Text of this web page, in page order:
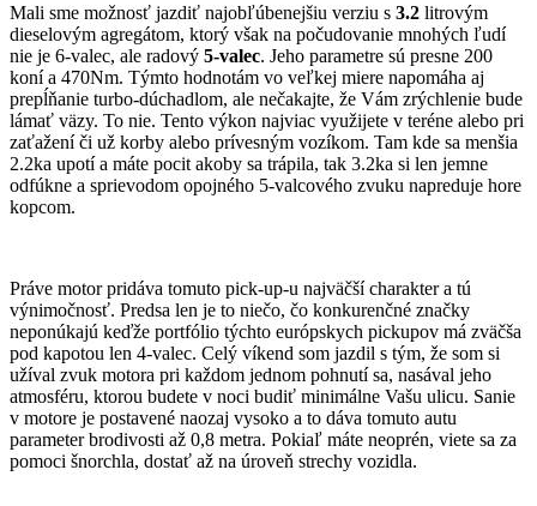
Mali sme možnosť jazdiť najobľúbenejšiu verziu s 3.2 litrovým
dieselovým agregátom, ktorý však na počudovanie mnohých ľudí
nie je 6-valec, ale radový 5-valec. Jeho parametre sú presne 200
koní a 470Nm. Týmto hodnotám vo veľkej miere napomáha aj
prepĺňanie turbo-dúchadlom, ale nečakajte, že Vám zrýchlenie bude
lámať väzy. To nie. Tento výkon najviac využijete v teréne alebo pri
zaťažení či už korby alebo prívesným vozíkom. Tam kde sa menšia
2.2ka upotí a máte pocit akoby sa trápila, tak 3.2ka si len jemne
odfúkne a sprievodom opojného 5-valcového zvuku napreduje hore
kopcom.
Práve motor pridáva tomuto pick-up-u najväčší charakter a tú
výnimočnosť. Predsa len je to niečo, čo konkurenčné značky
neponúkajú keďže portfólio týchto európskych pickupov má zväčša
pod kapotou len 4-valec. Celý víkend som jazdil s tým, že som si
užíval zvuk motora pri každom jednom pohnutí sa, nasával jeho
atmosféru, ktorou budete v noci budiť minimálne Vašu ulicu. Sanie
v motore je postavené naozaj vysoko a to dáva tomuto autu
parameter brodivosti až 0,8 metra. Pokiaľ máte neoprén, viete sa za
pomoci šnorchla, dostať až na úroveň strechy vozidla.